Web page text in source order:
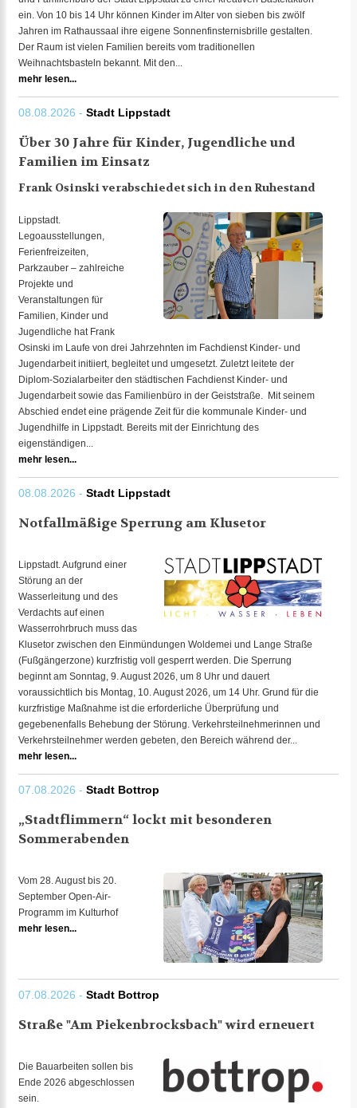
ein. Von 10 bis 14 Uhr können Kinder im Alter von sieben bis zwölf
Jahren im Rathaussaal ihre eigene Sonnenfinsternisbrille gestalten.
Der Raum ist vielen Familien bereits vom traditionellen
Weihnachtsbasteln bekannt. Mit den...
mehr lesen...
08.08.2026 - Stadt Lippstadt
Über 30 Jahre für Kinder, Jugendliche und
Familien im Einsatz
Frank Osinski verabschiedet sich in den Ruhestand
Lippstadt.
Legoausstellungen,
Ferienfreizeiten,
Parkzauber – zahlreiche
Projekte und
Veranstaltungen für
Familien, Kinder und
Jugendliche hat Frank
Osinski im Laufe von drei Jahrzehnten im Fachdienst Kinder- und
Jugendarbeit initiiert, begleitet und umgesetzt. Zuletzt leitete der
Diplom-Sozialarbeiter den städtischen Fachdienst Kinder- und
Jugendarbeit sowie das Familienbüro in der Geiststraße. Mit seinem
Abschied endet eine prägende Zeit für die kommunale Kinder- und
Jugendhilfe in Lippstadt. Bereits mit der Einrichtung des
eigenständigen...
mehr lesen...
08.08.2026 - Stadt Lippstadt
Notfallmäßige Sperrung am Klusetor
Lippstadt. Aufgrund einer
Störung an der
Wasserleitung und des
Verdachts auf einen
Wasserrohrbruch muss das
Klusetor zwischen den Einmündungen Woldemei und Lange Straße
(Fußgängerzone) kurzfristig voll gesperrt werden. Die Sperrung
beginnt am Sonntag, 9. August 2026, um 8 Uhr und dauert
voraussichtlich bis Montag, 10. August 2026, um 14 Uhr. Grund für die
kurzfristige Maßnahme ist die erforderliche Überprüfung und
gegebenenfalls Behebung der Störung. Verkehrsteilnehmerinnen und
Verkehrsteilnehmer werden gebeten, den Bereich während der...
mehr lesen...
07.08.2026 - Stadt Bottrop
„Stadtflimmern“ lockt mit besonderen
Sommerabenden
Vom 28. August bis 20.
September Open-Air-
Programm im Kulturhof
mehr lesen...
07.08.2026 - Stadt Bottrop
Straße "Am Piekenbrocksbach" wird erneuert
Die Bauarbeiten sollen bis
Ende 2026 abgeschlossen
sein.